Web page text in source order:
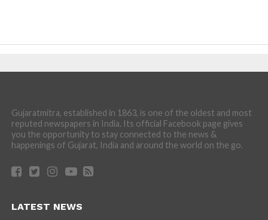
Gujaratmitra, established in 1863, is one of the oldest and most
reputed newspapers in India. Its official Facebook page gives
you the opportunity to stay connected to the news &
happenings of Gujarat, India and around the world on the go.
LATEST NEWS